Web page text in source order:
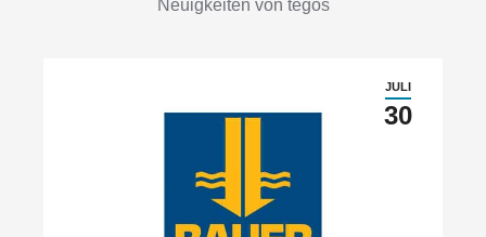
Neuigkeiten von tegos
JULI
30